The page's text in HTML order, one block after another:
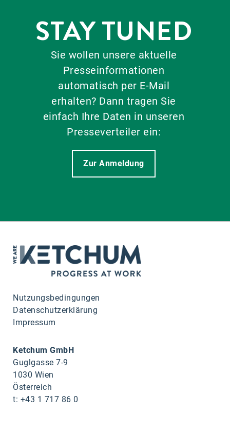
STAY TUNED
Sie wollen unsere aktuelle
Presseinformationen
automatisch per E-Mail
erhalten? Dann tragen Sie
einfach Ihre Daten in unseren
Presseverteiler ein:
Zur Anmeldung
Nutzungsbedingungen
Datenschutzerklärung
Impressum
Ketchum GmbH
Guglgasse 7-9
1030 Wien
Österreich
t: +43 1 717 86 0